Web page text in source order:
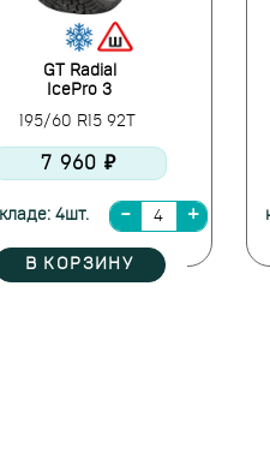
GT Radial
IcePro 3
195/60 R15 92T
7 960 ₽
4шт.
В КОРЗИНУ